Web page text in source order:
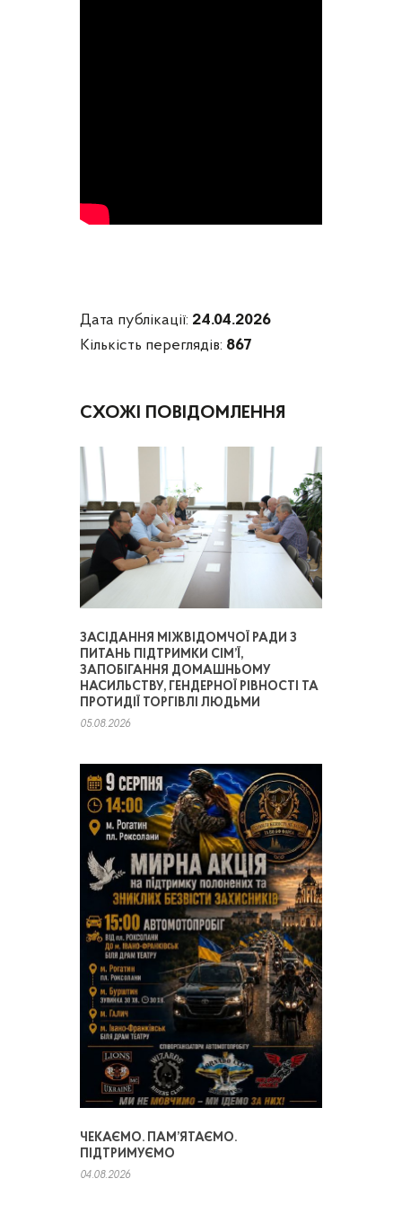
Дата публікації: 24.04.2026
Кількість переглядів: 867
СХОЖІ ПОВІДОМЛЕННЯ
ЗАСІДАННЯ МІЖВІДОМЧОЇ РАДИ З
ПИТАНЬ ПІДТРИМКИ СІМ’Ї,
ЗАПОБІГАННЯ ДОМАШНЬОМУ
НАСИЛЬСТВУ, ГЕНДЕРНОЇ РІВНОСТІ ТА
ПРОТИДІЇ ТОРГІВЛІ ЛЮДЬМИ
05.08.2026
ЧЕКАЄМО. ПАМ’ЯТАЄМО.
ПІДТРИМУЄМО
04.08.2026